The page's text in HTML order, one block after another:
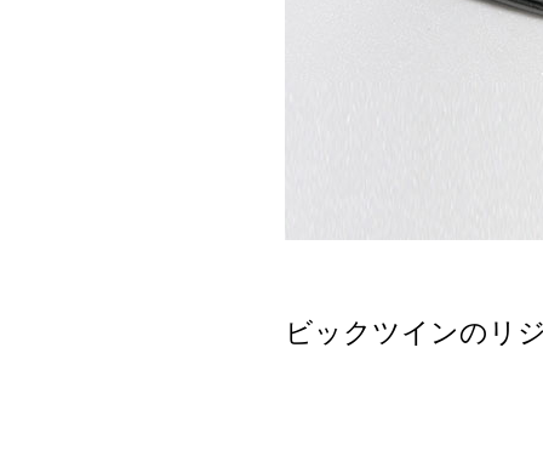
ビックツインのリ